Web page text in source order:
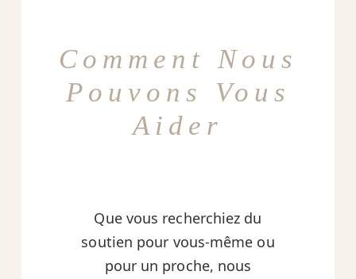
Comment Nous
Pouvons Vous
Aider
Que vous recherchiez du
soutien pour vous-même ou
pour un proche, nous